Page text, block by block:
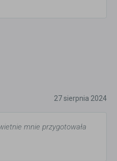
27 sierpnia 2024
mnie przygotowała